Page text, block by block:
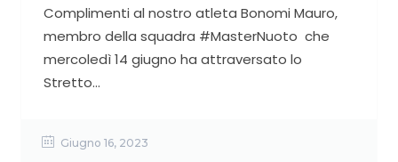
Complimenti al nostro atleta Bonomi Mauro,
membro della squadra #MasterNuoto che
mercoledì 14 giugno ha attraversato lo
Stretto...
Giugno 16, 2023